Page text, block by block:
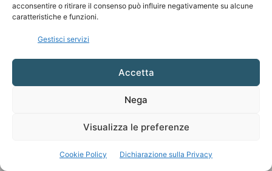
acconsentire o ritirare il consenso può influire negativamente su alcune
caratteristiche e funzioni.
Gestisci servizi
Accetta
Nega
Visualizza le preferenze
Cookie Policy Dichiarazione sulla Privacy